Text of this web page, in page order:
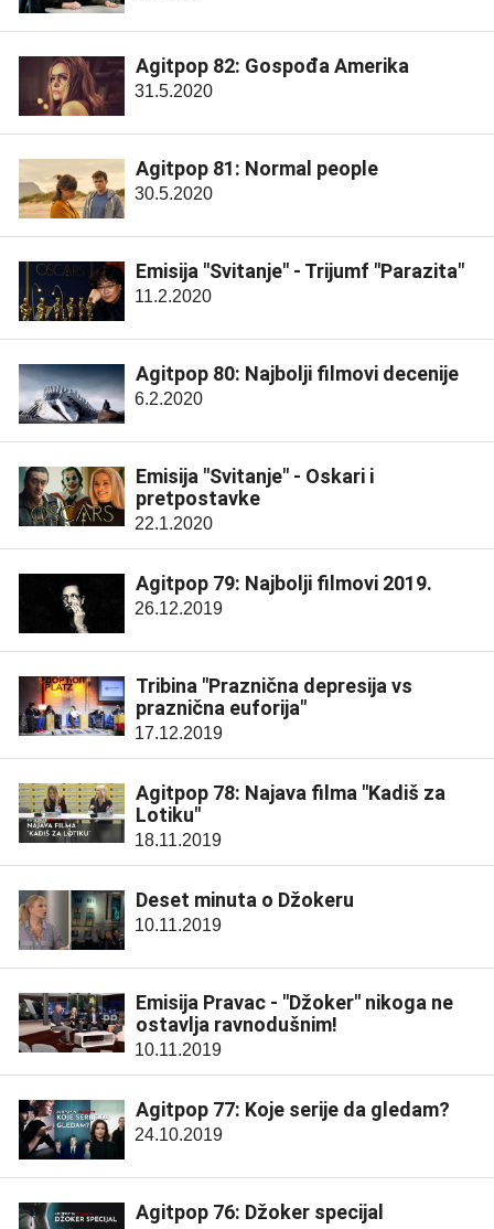
Agitpop 82: Gospođa Amerika
31.5.2020
Agitpop 81: Normal people
30.5.2020
Emisija "Svitanje" - Trijumf "Parazita"
11.2.2020
Agitpop 80: Najbolji filmovi decenije
6.2.2020
Emisija "Svitanje" - Oskari i
pretpostavke
22.1.2020
Agitpop 79: Najbolji filmovi 2019.
26.12.2019
Tribina "Praznična depresija vs
praznična euforija"
17.12.2019
Agitpop 78: Najava filma "Kadiš za
Lotiku"
18.11.2019
Deset minuta o Džokeru
10.11.2019
Emisija Pravac - "Džoker" nikoga ne
ostavlja ravnodušnim!
10.11.2019
Agitpop 77: Koje serije da gledam?
24.10.2019
Agitpop 76: Džoker specijal